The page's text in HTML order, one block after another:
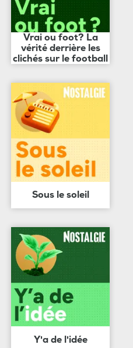
Vrai ou foot? La
vérité derrière les
clichés sur le football
Sous le soleil
Y'a de l'idée